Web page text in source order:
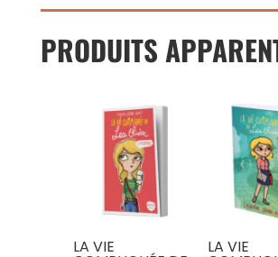
PRODUITS
LA VIE LA VIE